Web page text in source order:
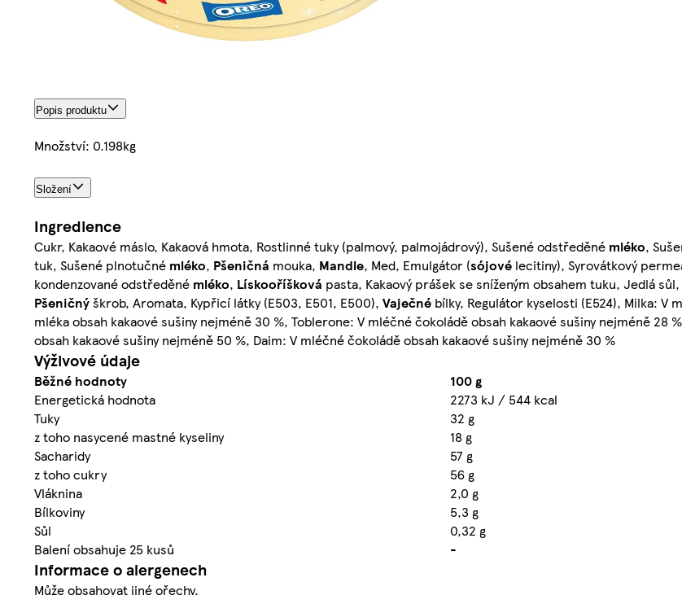
Popis produktu
Množství: 0.198kg
Složení
Ingredience
Cukr, Kakaové máslo, Kakaová hmota, Rostlinné tuky (palmový, palmojádrový), Sušené odstředěné mléko,
tuk, Sušené plnotučné mléko, Pšeničná mouka, Mandle, Med, Emulgátor (sójové lecitiny), Syrovátkový
kondenzované odstředěné mléko, Lískooříšková pasta, Kakaový prášek se sníženým obsahem tuku, Jedlá
Pšeničnýškrob, Aromata, Kypřicí látky (E503, E501, E500), Vaječné bílky, Regulátor kyselosti (E524), Milka: V
mléka obsah kakaové sušiny nejméně 30 %, Toblerone: V mléčné čokoládě obsah kakaové sušiny nejméně 28
obsah kakaové sušiny nejméně 50 %, Daim: V mléčné čokoládě obsah kakaové sušiny nejméně 30 %
Výživové údaje
Běžné hodnoty
100 g
Energetická hodnota
2273 kJ / 544 kcal
Tuky
32 g
z toho nasycené mastné kyseliny
18 g
Sacharidy
57 g
z toho cukry
56 g
Vlák­nina
2,0 g
Bílkoviny
5,3 g
Sůl
0,32 g
Balení obsahuje 25 kusů
-
Informace o alergenech
Může obsahovat jiné ořechy.